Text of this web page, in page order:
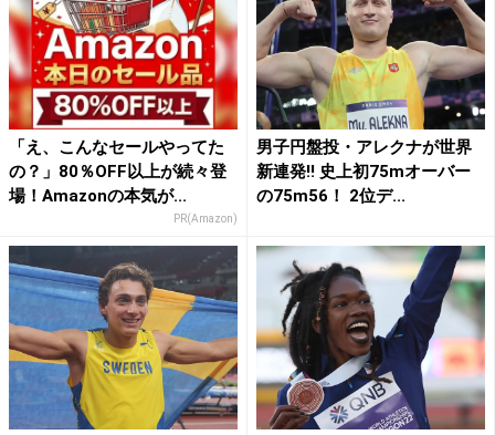
「え、こんなセールやってた
の？」80％OFF以上が続々登
場！Amazonの本気が...
PR(Amazon)
男子円盤投・アレクナが世界
新連発!! 史上初75mオーバー
の75m56！ 2位デ...